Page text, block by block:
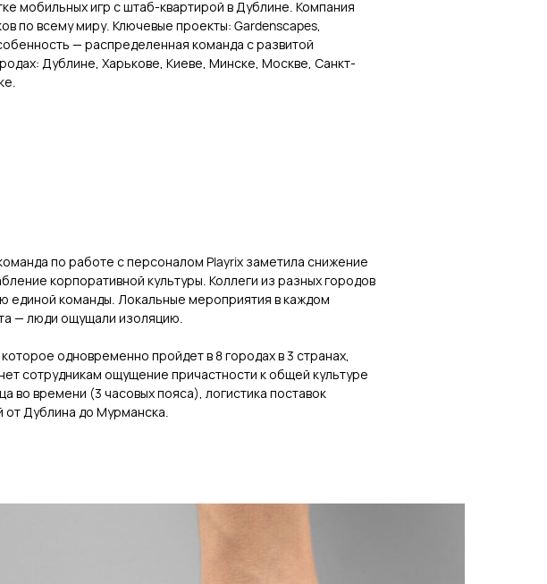
мобильных игр с штаб-квартирой в Дублине. Компания
по всему миру. Ключевые проекты: Gardenscapes,
— распределенная команда с развитой
Дублине, Харькове, Киеве, Минске, Москве, Санкт-
по работе с персоналом Playrix заметила снижение
корпоративной культуры. Коллеги из разных городов
единой команды. Локальные мероприятия в каждом
— люди ощущали изоляцию.
одновременно пройдет в 8 городах в 3 странах,
сотрудникам ощущение причастности к общей культуре
во времени (3 часовых пояса), логистика поставок
от Дублина до Мурманска.